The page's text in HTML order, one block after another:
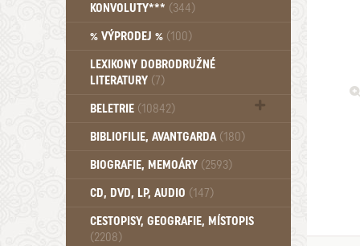
KONVOLUTY*** (344)
% VÝPRODEJ % (100)
LEXIKONY DOBRODRUŽNÉ
LITERATURY (7)
BELETRIE (10842)
Beletrie - Historická (1388)
Beletrie - Povídky (1758)
Beletrie - Válečné romány (489)
Beletrie - Ženské a dívčí romány
(1522)
BIBLIOFILIE, AVANTGARDA (180)
BIOGRAFIE, MEMOÁRY (2593)
CD, DVD, LP, AUDIO (147)
CESTOPISY, GEOGRAFIE, MÍSTOPIS
(2208)